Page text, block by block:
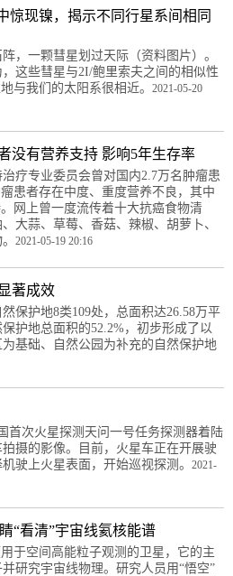
惊现镍，揭示不同行星系间相同
，一颗彗星划过天际（资料图片）。
这些彗星与2I/鲍里索夫之间的相似性
与我们的太阳系很相近。 2021-05-20
没有营养支持 影响5年生存率
疗专业委员会曾对国内2.7万名肿瘤患
患者存在中度、重度营养不良，其中
网上曾一度流传着十大抗癌食物清
大蒜、草莓、香菇、辣椒、胡萝卜、
2021-05-19 20:16
著成效
保护地8类109处，总面积达26.58万平
护地总面积的52.2%，初步形成了以
基础、自然公园为补充的自然保护地
首次火星探测天问一号任务探测器着陆
摄的影像。目前，火星车正在开展驶
驶上火星表面，开始巡视探测。 2021-
“看清”宇宙线氦核能谱
于空间高能粒子观测的卫星，它的主
研究宇宙线物理。研究人员用“悟空”